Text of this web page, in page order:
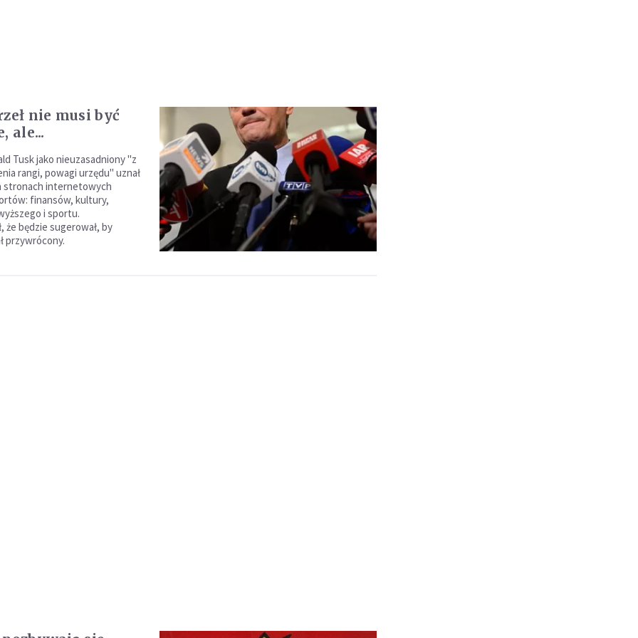
nie musi być
ale...
Tusk jako nieuzasadniony "z
rangi, powagi urzędu" uznał
stronach internetowych
finansów, kultury,
i sportu.
że będzie sugerował, by
przywrócony.